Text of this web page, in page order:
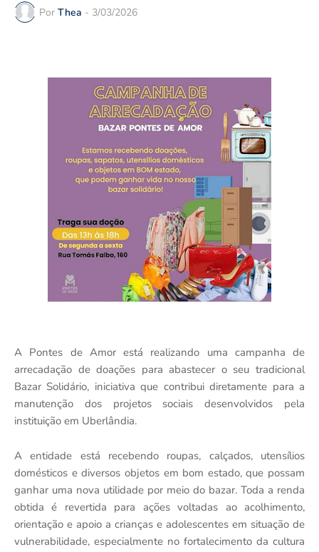
Por Thea - 3/03/2026
A Pontes de Amor está realizando uma campanha de
arrecadação de doações para abastecer o seu tradicional
Bazar Solidário, iniciativa que contribui diretamente para a
manutenção dos projetos sociais desenvolvidos pela
instituição em Uberlândia.
A entidade está recebendo roupas, calçados, utensílios
domésticos e diversos objetos em bom estado, que possam
ganhar uma nova utilidade por meio do bazar. Toda a renda
obtida é revertida para ações voltadas ao acolhimento,
orientação e apoio a crianças e adolescentes em situação de
vulnerabilidade, especialmente no fortalecimento da cultura